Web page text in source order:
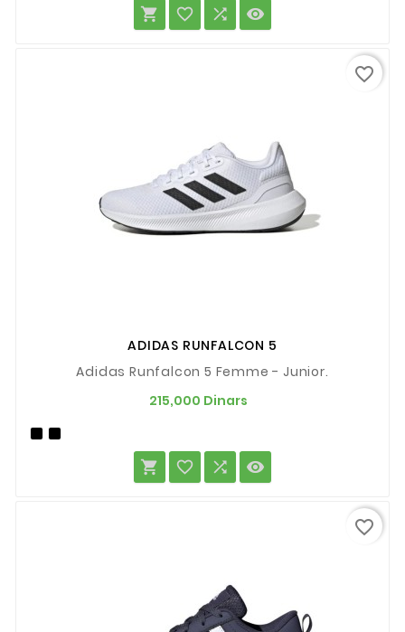
   
ADIDAS RUNFALCON 5
Adidas Runfalcon 5 Femme - Junior.
215,000 Dinars
   
favorite_border
favorite_border